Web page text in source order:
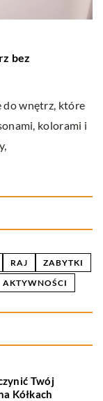
bez
do wnętrz, które
kolorami i
RAJ
ZABYTKI
AKTYWNOŚCI
Twój
Kółkach